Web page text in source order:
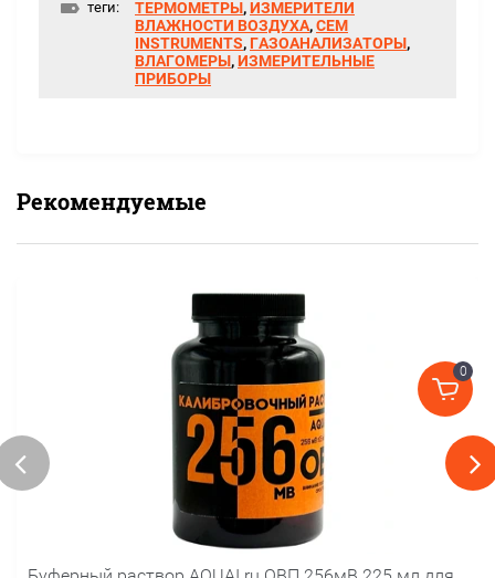
теги: ТЕРМОМЕТРЫ,ИЗМЕРИТЕЛИ
ВЛАЖНОСТИ ВОЗДУХА,CEM
INSTRUMENTS, ГАЗОАНАЛИЗАТОРЫ,
ВЛАГОМЕРЫ,ИЗМЕРИТЕЛЬНЫЕ
ПРИБОРЫ
Рекомендуемые
0